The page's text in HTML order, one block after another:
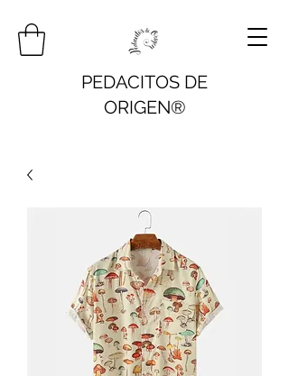
PEDACITOS DE
ORIGEN®